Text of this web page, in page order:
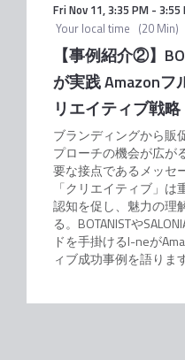
Fri Nov 11,3:35 PM- 3:55
Your local time (20 Min)
【事例紹介②】
が実践 Amazonフ
リエイティブ戦略
ブランディングから販
プローチの機会が広が
要な接点であるメッセ
「クリエイティブ」
認知を促し、魅力の理
る。BOTANISTや
ドを手掛けるI-neが
ィブ成功事例を語りま